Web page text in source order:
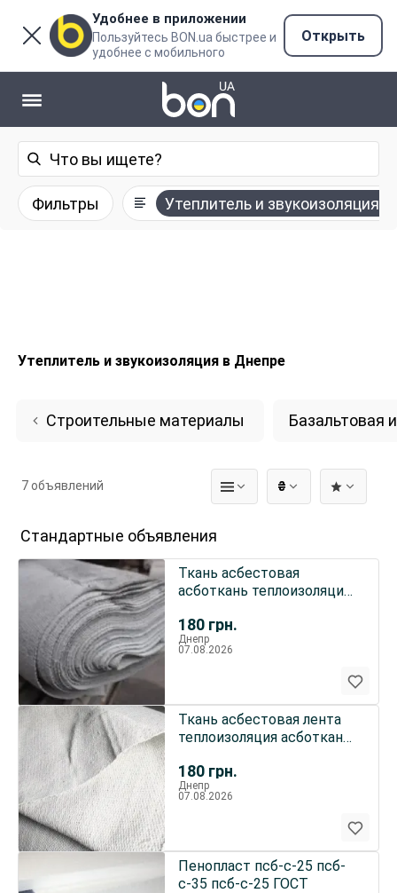
Удобнее в приложении
Пользуйтесь BON.ua быстрее и
удобнее с мобильного
Открыть
Фильтры Утеплитель и звукоизоляция
Утеплитель и звукоизоляция в Днепре
Строительные материалы Базальтовая
₴
7 объявлений
Стандартные объявления
180 грн.
Ткань асбестовая
асботкань теплоизоляция
керамоткань
Днепр
07.08.2026
180 грн.
Ткань асбестовая лента
теплоизоляция асботкань
Днепр
07.08.2026
Пенопласт псб-с-25 псб-
с-35 псб-с-25 ГОСТ